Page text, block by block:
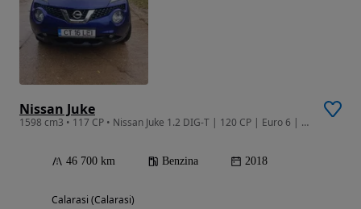
Nissan Juke
1598 cm3 • 117 CP • Nissan Juke 1.2 DIG-T | 120 CP | Euro 6 | 2018 | 46.700 km | Unic prop
46 700 km Benzina 2018
Calarasi (Calarasi)